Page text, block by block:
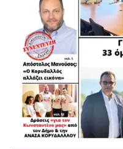
ΚΑΠΝΙΑ ΑΝΝΑ
ΚΑΜΑΤΕΡΟΥ
ΠΟΥΛΑΚΗΣ
ΒΑΡΒΑΡΑΣ
ΜΑΥΡΟΜΑΤΑΚΗΣ
ΚΑΣΟΥΡΙΔΗΣ ΝΙΚΟΣ